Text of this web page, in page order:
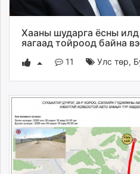
Хааны шударга ёсны
яагаад тойроод байна
11 Улс төр,